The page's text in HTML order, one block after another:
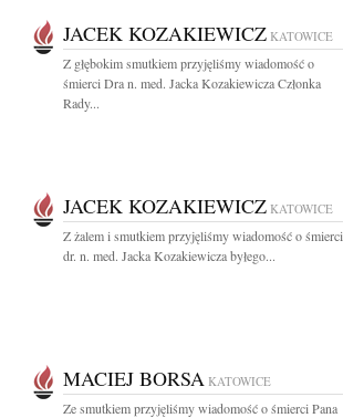
JACEK KOZAKIEWICZ KATOWICE
Z głębokim smutkiem przyjęliśmy wiadomość o
śmierci Dra n. med. Jacka Kozakiewicza Członka
Rady...
JACEK KOZAKIEWICZ KATOWICE
Z żalem i smutkiem przyjęliśmy wiadomość o śmierci
dr. n. med. Jacka Kozakiewicza byłego...
MACIEJ BORSA KATOWICE
Ze smutkiem przyjęliśmy wiadomość o śmierci Pana